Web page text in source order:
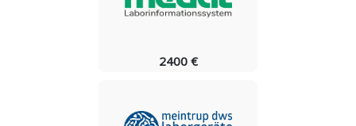
2400 €